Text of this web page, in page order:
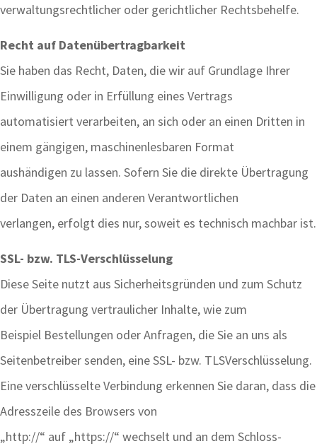
verwaltungsrechtlicher oder gerichtlicher Rechtsbehelfe.
Recht auf Datenübertragbarkeit
Sie haben das Recht, Daten, die wir auf Grundlage Ihrer
Einwilligung oder in Erfüllung eines Vertrags
automatisiert verarbeiten, an sich oder an einen Dritten in
einem gängigen, maschinenlesbaren Format
aushändigen zu lassen. Sofern Sie die direkte Übertragung
der Daten an einen anderen Verantwortlichen
verlangen, erfolgt dies nur, soweit es technisch machbar ist.
SSL- bzw. TLS-Verschlüsselung
Diese Seite nutzt aus Sicherheitsgründen und zum Schutz
der Übertragung vertraulicher Inhalte, wie zum
Beispiel Bestellungen oder Anfragen, die Sie an uns als
Seitenbetreiber senden, eine SSL- bzw. TLSVerschlüsselung.
Eine verschlüsselte Verbindung erkennen Sie daran, dass die
Adresszeile des Browsers von
„http://“ auf „https://“ wechselt und an dem Schloss-